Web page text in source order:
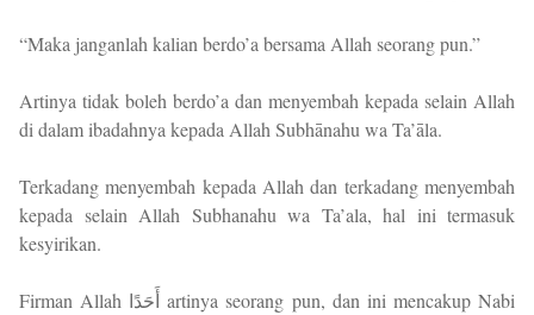
“Maka janganlah kalian berdo’a bersama Allah seorang pun.”
Artinya tidak boleh berdo’a dan menyembah kepada selain Allah
di dalam ibadahnya kepada Allah Subhānahu wa Ta’āla.
Terkadang menyembah kepada Allah dan terkadang menyembah
kepada selain Allah Subhanahu wa Ta’ala, hal ini termasuk
kesyirikan.
Firman Allah أَحَدًا artinya seorang pun, dan ini mencakup Nabi